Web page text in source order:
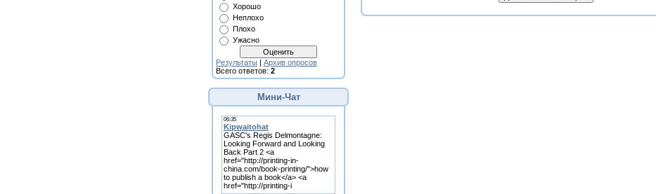
Хорошо
Неплохо
Плохо
Ужасно
Результаты | Архив опросов
Всего ответов: 2
Мини-Чат